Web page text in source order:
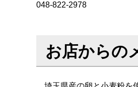
048-822-2978
お店からの